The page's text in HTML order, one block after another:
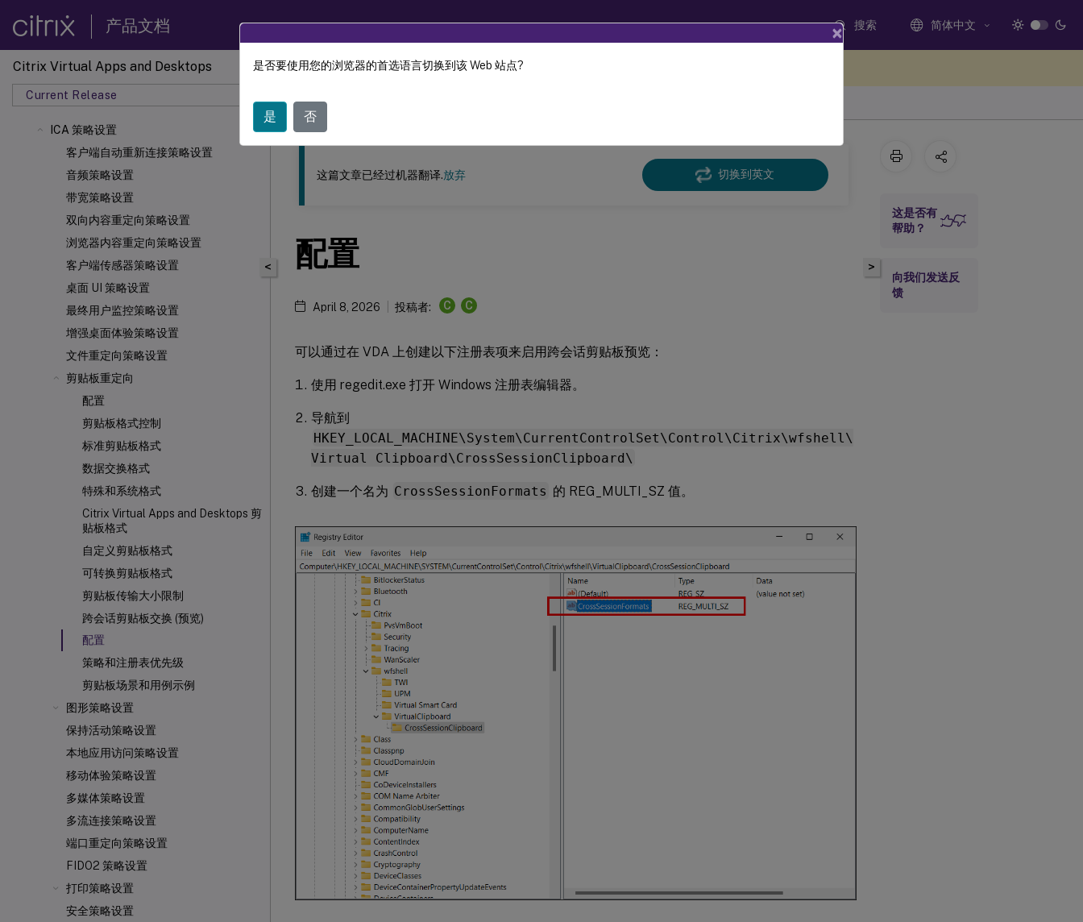
产品文档 搜索 简体中文
Citrix Virtual Apps and Desktops
Current Release
ICA 策略设置
客户端自动重新连接策略设置
音频策略设置
带宽策略设置
双向内容重定向策略设置
浏览器内容重定向策略设置
客户端传感器策略设置
桌面 UI 策略设置
最终用户监控策略设置
增强桌面体验策略设置
文件重定向策略设置
剪贴板重定向
配置
剪贴板格式控制
标准剪贴板格式
数据交换格式
特殊和系统格式
Citrix Virtual Apps and Desktops 剪
贴板格式
自定义剪贴板格式
可转换剪贴板格式
剪贴板传输大小限制
跨会话剪贴板交换 (预览)
配置
策略和注册表优先级
剪贴板场景和用例示例
图形策略设置
保持活动策略设置
本地应用访问策略设置
移动体验策略设置
多媒体策略设置
多流连接策略设置
端口重定向策略设置
FIDO2 策略设置
打印策略设置
安全策略设置
此内容已经过机器动态翻译。
<
这篇文章已经过机器翻译.放弃 切换到英文
配置
April 8, 2026 投稿者: C C
可以通过在 VDA 上创建以下注册表项来启用跨会话剪贴板预览：
使用 regedit.exe 打开 Windows 注册表编辑器。
导航到
HKEY_LOCAL_MACHINE\System\CurrentControlSet\Control\Citrix\wfshell\
Virtual Clipboard\CrossSessionClipboard\
创建一个名为 CrossSessionFormats 的 REG_MULTI_SZ 值。
>
这是否有
帮助？
向我们发送反
馈
×
是否要使用您的浏览器的首选语言切换到该 Web 站点?
是 否